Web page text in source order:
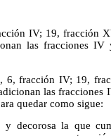
IV; 19, fracción
las fracciones
6, fracción IV; 19,
las
quedar como sigue:
y decorosa la que